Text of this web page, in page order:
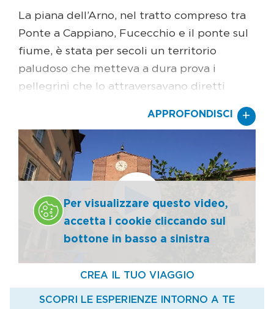
La piana dell’Arno, nel tratto compreso tra
Ponte a Cappiano, Fucecchio e il ponte sul
fiume, è stata per secoli un territorio
paludoso che metteva a dura prova i
pellegrini che lo attraversavano diretti
percorrere queste terre significa
attraversare frazioni e antichi comuni, come
appunto Ponte a Cappiano e Fucecchio –
quest’ultimo fu il paese natale di Indro
Montanelli –, prima di intraprendere la salita
verso San Miniato. Costruito su un colle,
ed era la chiave per il controllo della
Valdelsa, lungo cui la Via Francigena
correva verso sud in direzione di
APPROFONDISCI +
Per visualizzare questo video,
accetta i cookie cliccando sul
bottone in basso a sinistra